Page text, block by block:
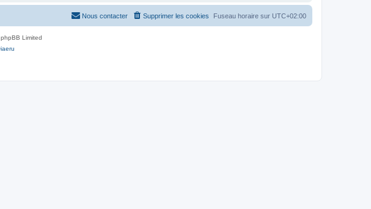
Fuseau horaire sur UTC+02:00
Supprimer les cookies
Nous contacter
Limited